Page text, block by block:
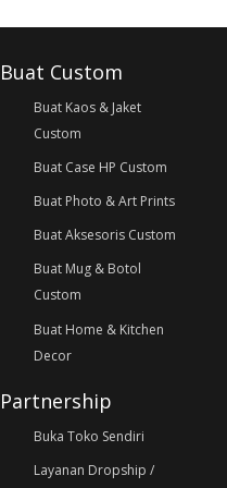
Buat Custom
Buat Kaos & Jaket
Custom
Buat Case HP Custom
Buat Photo & Art Prints
Buat Aksesoris Custom
Buat Mug & Botol
Custom
Buat Home & Kitchen
Decor
Partnership
Buka Toko Sendiri
Layanan Dropship /